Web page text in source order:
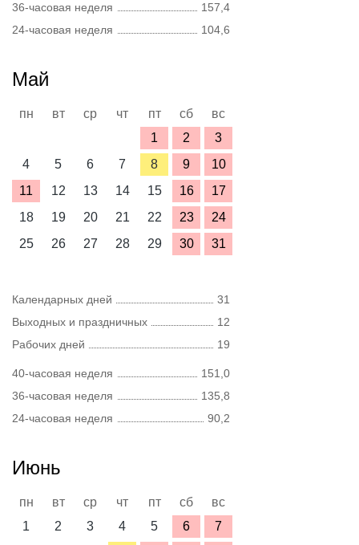
36-часовая неделя
157,4
24-часовая неделя
104,6
Май
пн вт ср чт пт сб
вс
1
2
3
4
5 6 7 8 9
10
11
12 13 14 15 16
17
18
19 20 21 22 23
24
25
26 27 28 29 30 31
Календарных дней
31
Выходных и праздничных
12
Рабочих дней
19
40-часовая неделя
151,0
36-часовая неделя
135,8
24-часовая неделя
90,2
Июнь
пн вт ср чт пт сб
вс
1
2 3 4 5 6
7